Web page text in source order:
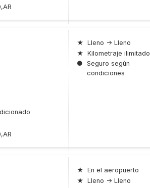
★ Lleno → Lleno
★ Kilometraje ilimitado
● Seguro según
condiciones
★ En el aeropuerto
★ Lleno → Lleno